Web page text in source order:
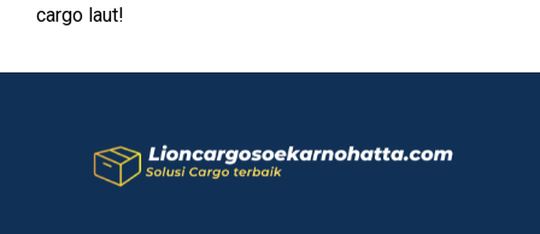
cargo laut!